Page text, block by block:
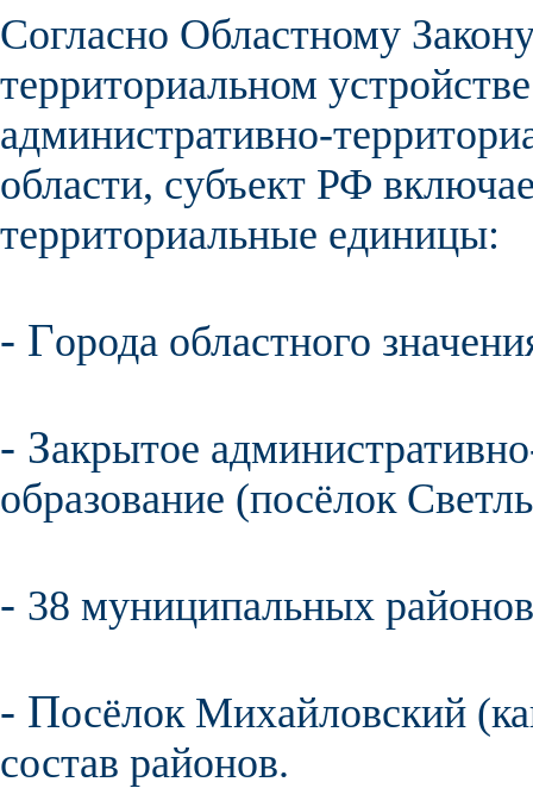
Согласно Областному
территориальном
административно-
области, субъект РФ
территориальные единицы:
- Города областного
- Закрытое
образование (посёлок
- 38 муниципальных
- Посёлок Михайловский
состав районов.